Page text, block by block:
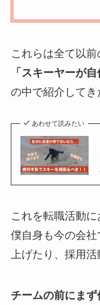
これらは全て以前
「スキーヤーが
の中で紹介してき
あわせて読みたい
これを転職活動に
僕自身も今の会
上げたり、採用活
チームの前にま